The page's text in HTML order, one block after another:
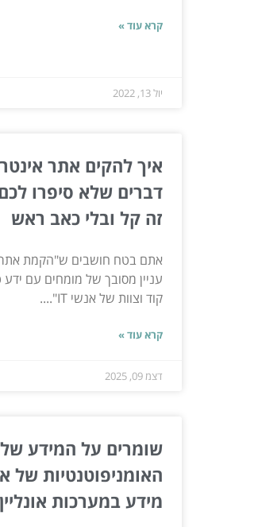
קרא עוד »
יול 13, 2022
דברים שלא סיפרו
זה קל ובלי כאב ראש
אתם בטח חושבים ש"הקמת אתר
עניין מסובך של מומחים עם
קוד וצוות של אנשי IT"....
קרא עוד »
דצמ 09, 2025
שומרים על המידע
האומניפוטנטיות של
מידע במערכות אונליין